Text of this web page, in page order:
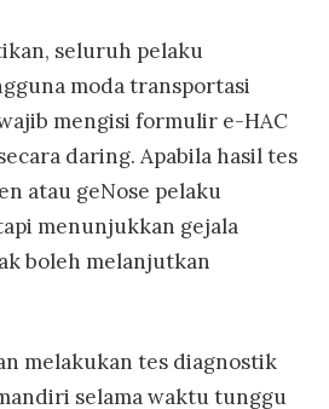
seluruh pelaku
moda transportasi
mengisi formulir e-HAC
daring. Apabila hasil tes
atau geNose pelaku
menunjukkan gejala
boleh melanjutkan
melakukan tes diagnostik
selama waktu tunggu